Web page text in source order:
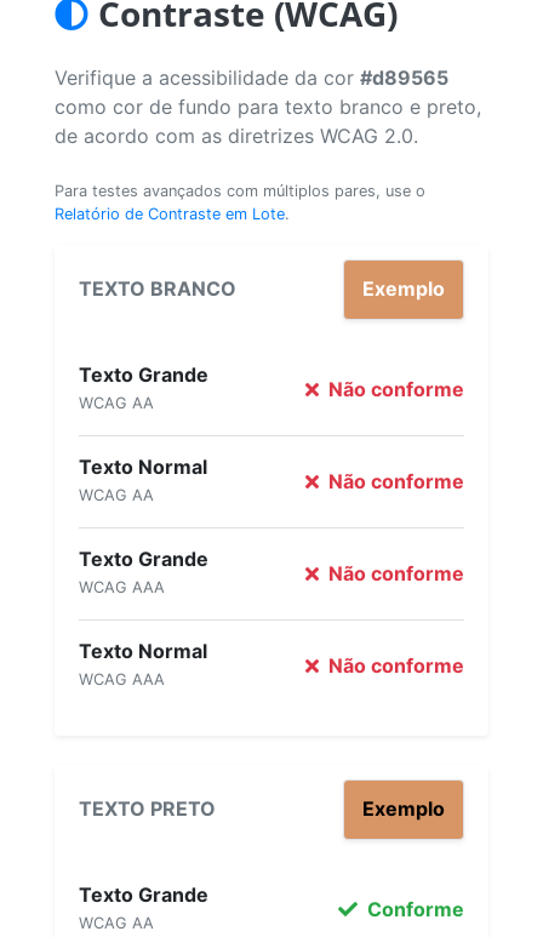
Contraste (WCAG)
Verifique a acessibilidade da cor #d89565
como cor de fundo para texto branco e preto,
de acordo com as diretrizes WCAG 2.0.
Para testes avançados com múltiplos pares, use o
Relatório de Contraste em Lote.
TEXTO BRANCO Exemplo
Texto Grande
WCAG AA
Não conforme
Texto Normal
WCAG AA
Não conforme
Texto Grande
WCAG AAA
Não conforme
Texto Normal
WCAG AAA
Não conforme
TEXTO PRETO Exemplo
Texto Grande
WCAG AA
Conforme